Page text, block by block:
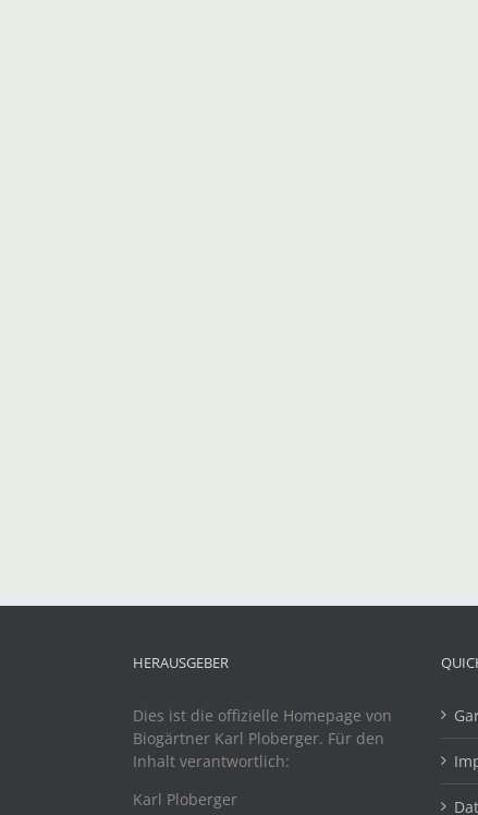
HERAUSGEBER
Dies ist die offizielle Homepage von
Biogärtner Karl Ploberger. Für den
Inhalt verantwortlich:
Karl Ploberger